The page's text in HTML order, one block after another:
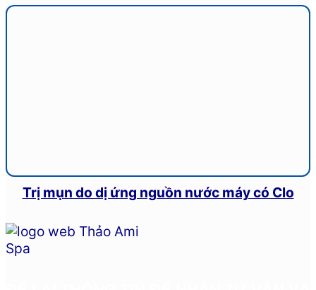
Trị mụn do dị ứng nguồn nước máy có Clo